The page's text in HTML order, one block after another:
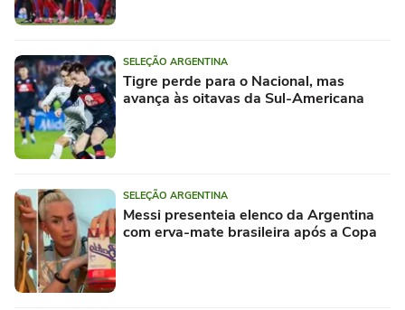
SELEÇÃO ARGENTINA
Tigre perde para o Nacional, mas
avança às oitavas da Sul-Americana
SELEÇÃO ARGENTINA
Messi presenteia elenco da Argentina
com erva-mate brasileira após a Copa